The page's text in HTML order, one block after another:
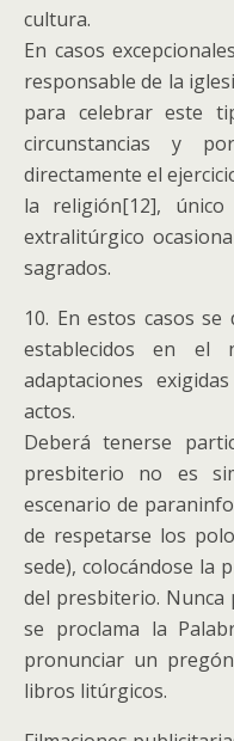
cultura.
En casos
responsable de la
para celebrar este
circunstancias y
directamente el
la religión[12],
extralitúrgico
sagrados.
10. En estos casos
establecidos en el
adaptaciones
actos.
Deberá tenerse
presbiterio no es
escenario de
de respetarse los
sede), colocándose la
del presbiterio. Nunca
se proclama la
pronunciar un
libros litúrgicos.